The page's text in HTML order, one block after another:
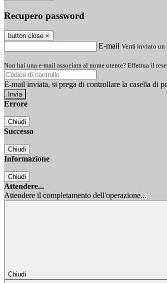
Recupero password
button close ×
E-mail Verrà inviato un
Non hai una e-mail associata al nome utente? Effettua il
E-mail inviata, si prega di controllare la casella di
Errore
Chiudi
Successo
Chiudi
Informazione
Chiudi
Attendere...
Attendere il completamento dell'operazione...
Chiudi